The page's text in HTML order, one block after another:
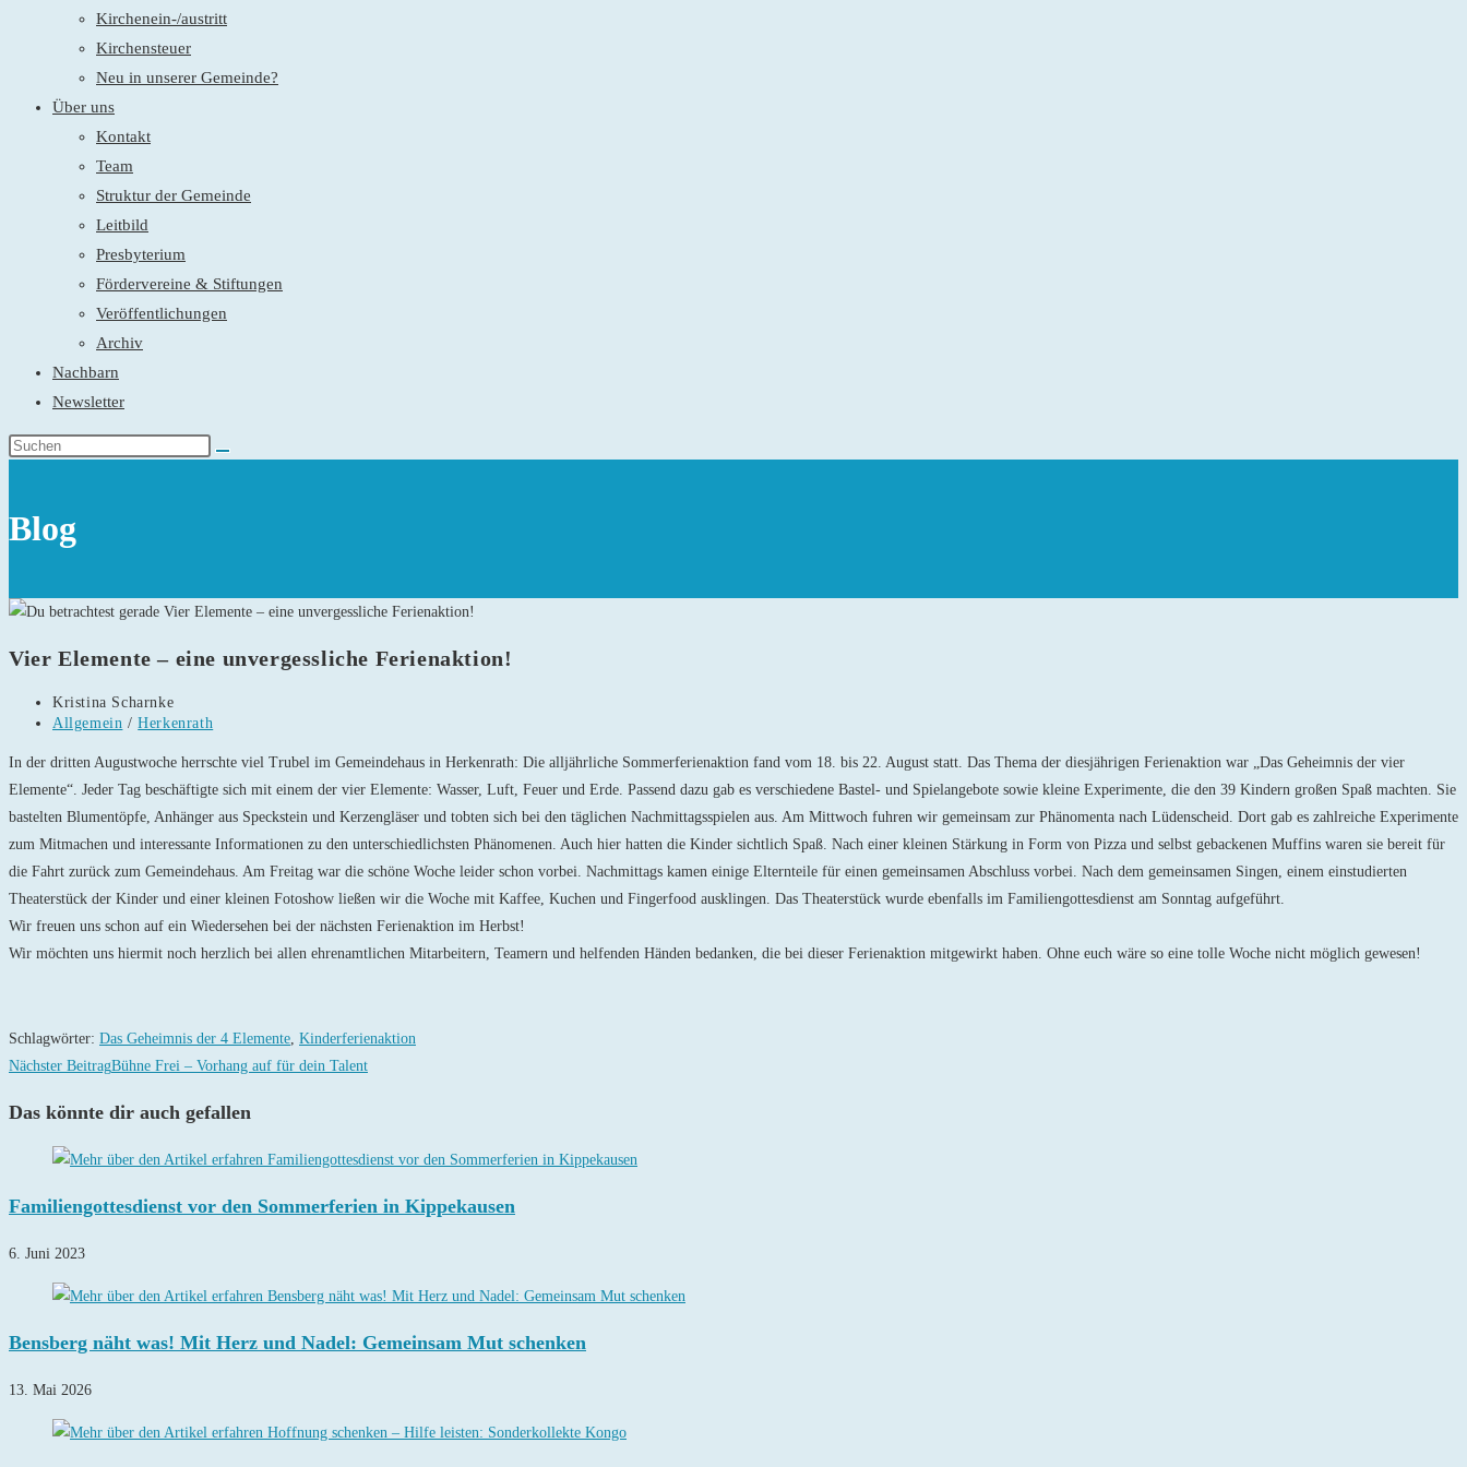
Kirchenein-/austritt
Kirchensteuer
Neu in unserer Gemeinde?
Über uns
Kontakt
Team
Struktur der Gemeinde
Leitbild
Presbyterium
Fördervereine & Stiftungen
Veröffentlichungen
Archiv
Nachbarn
Newsletter
Blog
Vier Elemente – eine unvergessliche Ferienaktion!
Beitrags-
Autor:
Kristina Scharnke
Beitrags-
Allgemein / Herkenrath
In der dritten Augustwoche herrschte viel Trubel im Gemeindehaus in Herkenrath: Die alljährliche Sommerferienaktion fand vom 18. bis 22. August statt. Das Thema der diesjährigen Ferienaktion war „Das Geheimnis der vier
Elemente“. Jeder Tag beschäftigte sich mit einem der vier Elemente: Wasser, Luft, Feuer und Erde. Passend dazu gab es verschiedene Bastel- und Spielangebote sowie kleine Experimente, die den 39 Kindern großen Spaß machten. Sie
bastelten Blumentöpfe, Anhänger aus Speckstein und Kerzengläser und tobten sich bei den täglichen Nachmittagsspielen aus. Am Mittwoch fuhren wir gemeinsam zur Phänomenta nach Lüdenscheid. Dort gab es zahlreiche Experimente
zum Mitmachen und interessante Informationen zu den unterschiedlichsten Phänomenen. Auch hier hatten die Kinder sichtlich Spaß. Nach einer kleinen Stärkung in Form von Pizza und selbst gebackenen Muffins waren sie bereit für
die Fahrt zurück zum Gemeindehaus. Am Freitag war die schöne Woche leider schon vorbei. Nachmittags kamen einige Elternteile für einen gemeinsamen Abschluss vorbei. Nach dem gemeinsamen Singen, einem einstudierten
Theaterstück der Kinder und einer kleinen Fotoshow ließen wir die Woche mit Kaffee, Kuchen und Fingerfood ausklingen. Das Theaterstück wurde ebenfalls im Familiengottesdienst am Sonntag aufgeführt.
Wir freuen uns schon auf ein Wiedersehen bei der nächsten Ferienaktion im Herbst!
Wir möchten uns hiermit noch herzlich bei allen ehrenamtlichen Mitarbeitern, Teamern und helfenden Händen bedanken, die bei dieser Ferienaktion mitgewirkt haben. Ohne euch wäre so eine tolle Woche nicht möglich gewesen!
Schlagwörter: Das Geheimnis der 4 Elemente, Kinderferienaktion
Weitere
Nächster BeitragBühne Frei – Vorhang auf für dein Talent
Das könnte dir auch gefallen
Familiengottesdienst vor den Sommerferien in Kippekausen
6. Juni 2023
Bensberg näht was! Mit Herz und Nadel: Gemeinsam Mut schenken
13. Mai 2026